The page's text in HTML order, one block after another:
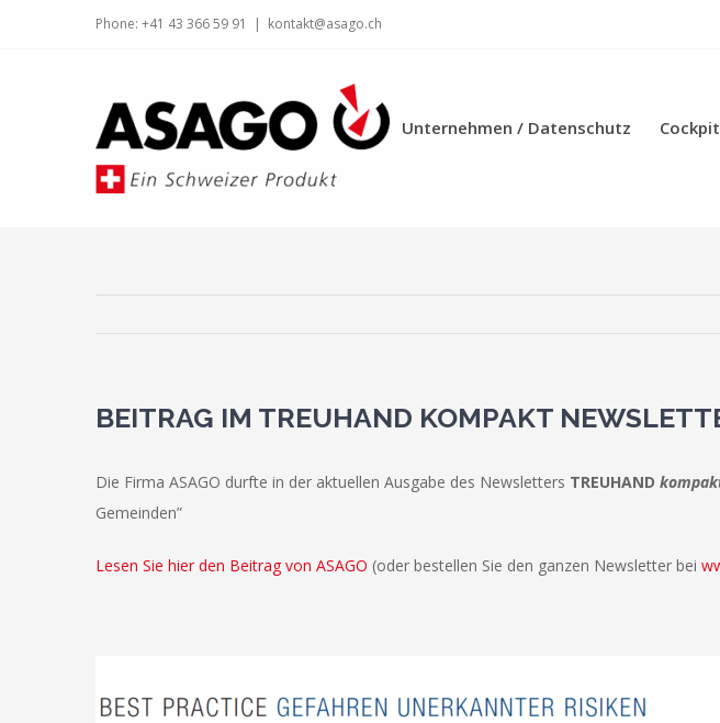
Phone: +41 43 366 59 91 | kontakt@asago.ch
Unternehmen / Datenschutz
BEITRAG IM TREUHAND KOMPAKT
Die Firma ASAGO durfte in der aktuellen Ausgabe des Newsletters TREUHAND
Gemeinden”
Lesen Sie hier den Beitrag von ASAGO (oder bestellen Sie den ganzen Newsletter bei